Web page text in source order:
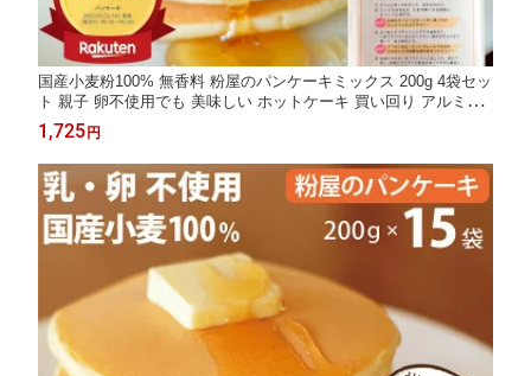
国産小麦粉100% 無香料 粉屋のパンケーキミックス 200g 4袋セッ
ト 親子 卵不使用でも 美味しい ホットケーキ 買い回り アルミニ
ウムフリー アルミフリー 無香料 無着色 楽天ランキング1位獲得
お試し 子供 安心 おすすめ おやつ 買い回り お取り寄せグルメ
1,725 円